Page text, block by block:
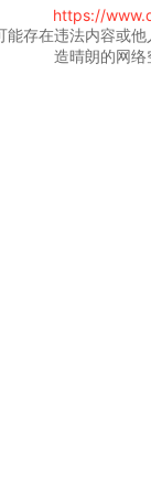
能存在违法内容或
造晴朗的网